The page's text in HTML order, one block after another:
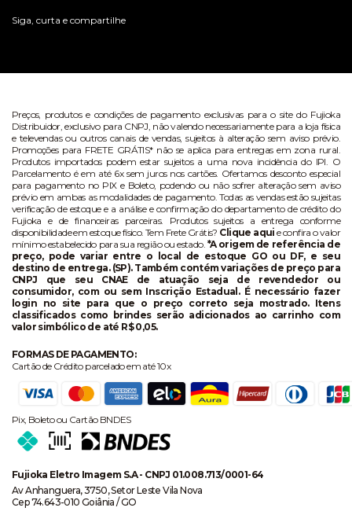
Siga, curta e compartilhe
Preços, produtos e condições de pagamento exclusivas para o site do Fujioka
Distribuidor, exclusivo para CNPJ, não valendo necessariamente para a loja física
e televendas ou outros canais de vendas, sujeitos à alteração sem aviso prévio.
Promoções para FRETE GRÁTIS* não se aplica para entregas em zona rural.
Produtos importados podem estar sujeitos a uma nova incidência do IPI. O
Parcelamento é em até 6x sem juros nos cartões. Ofertamos desconto especial
para pagamento no PIX e Boleto, podendo ou não sofrer alteração sem aviso
prévio em ambas as modalidades de pagamento. Todas as vendas estão sujeitas
verificação de estoque e a análise e confirmação do departamento de crédito do
Fujioka e de financeiras parceiras. Produtos sujeitos a entrega conforme
disponibilidade em estoque físico. Tem Frete Grátis? Clique aqui e confira o valor
mínimo estabelecido para sua região ou estado. *A origem de referência de
preço, pode variar entre o local de estoque GO ou DF, e seu
destino de entrega. (SP). Também contém variações de preço para
CNPJ que seu CNAE de atuação seja de revendedor ou
consumidor, com ou sem Inscrição Estadual. É necessário fazer
login no site para que o preço correto seja mostrado. Itens
classificados como brindes serão adicionados ao carrinho com
valor simbólico de até R$ 0,05.
FORMAS DE PAGAMENTO:
Cartão de Crédito parcelado em até 10x
Pix, Boleto ou Cartão BNDES
Fujioka Eletro Imagem S.A - CNPJ 01.008.713/0001-64
Av Anhanguera, 3750, Setor Leste Vila Nova
Cep 74.643-010 Goiânia / GO